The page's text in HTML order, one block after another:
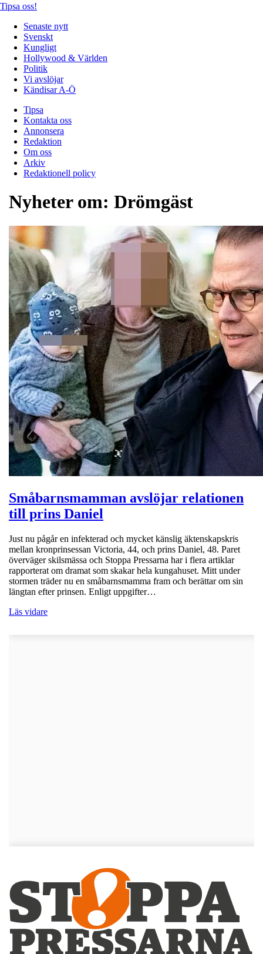
Tipsa oss!
Senaste nytt
Svenskt
Kungligt
Hollywood & Världen
Politik
Vi avslöjar
Kändisar A-Ö
Tipsa
Kontakta oss
Annonsera
Redaktion
Om oss
Arkiv
Redaktionell policy
Nyheter om: Drömgäst
Småbarnsmamman avslöjar relationen
till prins Daniel
Just nu pågår en infekterad och mycket känslig äktenskapskris
mellan kronprinsessan Victoria, 44, och prins Daniel, 48. Paret
överväger skilsmässa och Stoppa Pressarna har i flera artiklar
rapporterat om dramat som skakar hela kungahuset. Mitt under
stormen träder nu en småbarnsmamma fram och berättar om sin
längtan efter prinsen. Enligt uppgifter…
Läs vidare